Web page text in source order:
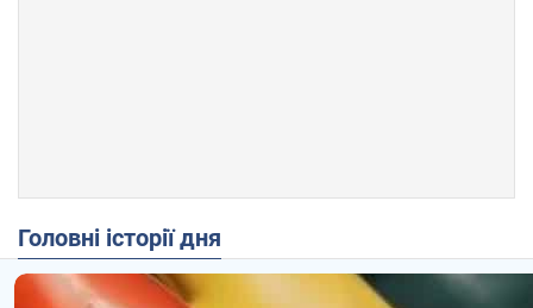
Головні історії дня